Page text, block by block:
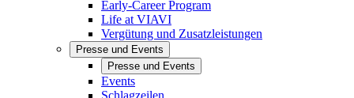
Early-Career Program
Life at VIAVI
Vergütung und Zusatzleistungen
Presse und Events
Presse und Events
Events